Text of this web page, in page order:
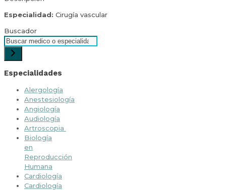
Especialidad: Cirugía vascular
Buscador
Especialidades
Alergología
Anestesiología
Angiología
Audiología
Artroscopia
Biología
en
Reproducción
Humana
Cardiología
Cardiología